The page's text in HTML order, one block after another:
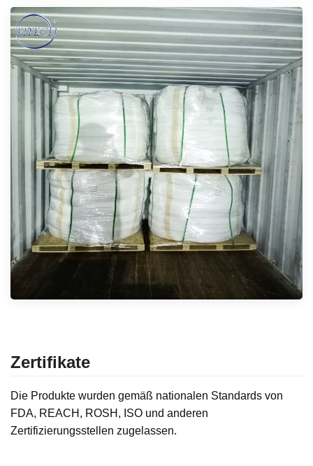
Zertifikate
Die Produkte wurden gemäß nationalen Standards von
FDA, REACH, ROSH, ISO und anderen
Zertifizierungsstellen zugelassen.